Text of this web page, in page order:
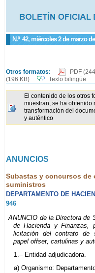
N.º 42, miércoles 2 de marzo
Otros formatos: PDF
(196 KB)
Texto bilingüe
El contenido de los otros
muestran, se ha obtenido
transformación del
y auténtico
ANUNCIOS
Subastas y concursos de
suministros
DEPARTAMENTO DE
946
ANUNCIO de la Directora de
de Hacienda y Finanzas,
licitación del contrato de
papel offset, cartulinas y
1.– Entidad adjudicadora.
a) Organismo: